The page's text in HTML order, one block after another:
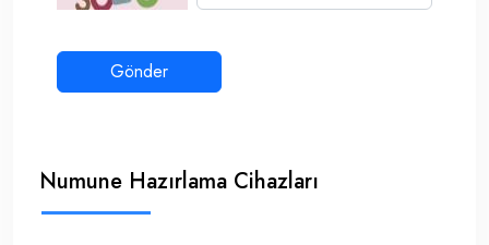
Numune Hazırlama Cihazları